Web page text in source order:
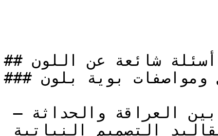
## أسئلة شائعة عن اللون
### ما هي تفاصيل ومواصفات بوية بلون VT-0008؟